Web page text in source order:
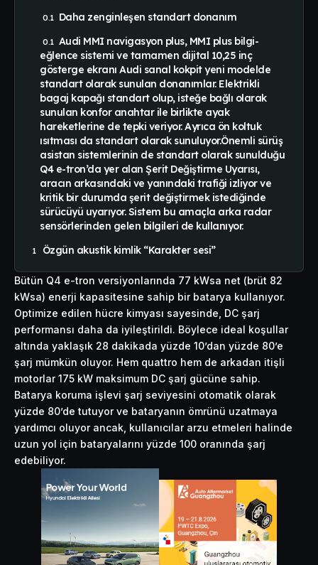
Daha zenginleşen standart donanım
Audi MMI navigasyon plus, MMI plus bilgi-
eğlence sistemi ve tamamen dijital 10,25 inç
gösterge ekranı Audi sanal kokpit yeni modelde
standart olarak sunulan donanımlar. Elektrikli
bagaj kapağı standart olup, isteğe bağlı olarak
sunulan konfor anahtar ile birlikte ayak
hareketlerine de tepki veriyor. Ayrıca ön koltuk
ısıtması da standart olarak sunuluyor.Önemli sürüş
asistan sistemlerinin de standart olarak sunulduğu
Q4 e-tron’da yer alan Şerit Değiştirme Uyarısı,
aracın arkasındaki ve yanındaki trafiği izliyor ve
kritik bir durumda şerit değiştirmek istediğinde
sürücüyü uyarıyor. Sistem bu amaçla arka radar
sensörlerinden gelen bilgileri de kullanıyor.
Özgün akustik kimlik “Karakter sesi”
Bütün Q4 e-tron versiyonlarında 77 kWsa net (brüt 82
kWsa) enerji kapasitesine sahip bir batarya kullanıyor.
Optimize edilen hücre kimyası sayesinde, DC şarj
performansı daha da iyileştirildi. Böylece ideal koşullar
altında yaklaşık 28 dakikada yüzde 10’dan yüzde 80’e
şarj mümkün oluyor. Hem quattro hem de arkadan itişli
motorlar 175 kW maksimum DC şarj gücüne sahip.
Batarya koruma işlevi şarj seviyesini otomatik olarak
yüzde 80’de tutuyor ve bataryanın ömrünü uzatmaya
yardımcı oluyor ancak, kullanıcılar arzu etmeleri halinde
uzun yol için bataryalarını yüzde 100 oranında şarj
edebiliyor.